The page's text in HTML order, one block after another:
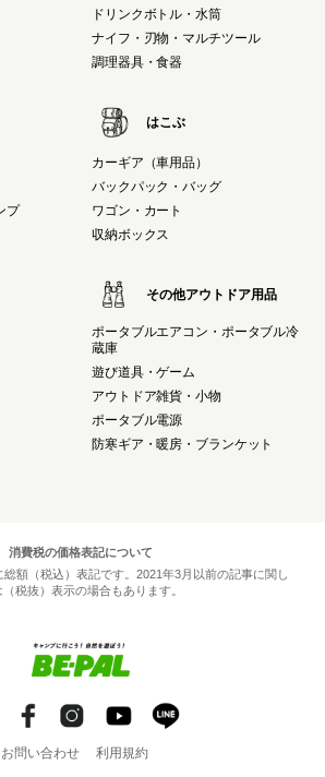
ドリンクボトル・水筒
ナイフ・刃物・マルチツール
調理器具・食器
プ
はこぶ
カーギア（車用品）
バックパック・バッグ
ワゴン・カート
収納ボックス
その他アウトドア用品
ポータブルエアコン・ポータブル冷
蔵庫
遊び道具・ゲーム
アウトドア雑貨・小物
ポータブル電源
防寒ギア・暖房・ブランケット
消費税の価格表記について
額（税込）表記です。2021年3月以前の記事に関し
（税抜）表示の場合もあります。
お問い合わせ 利用規約